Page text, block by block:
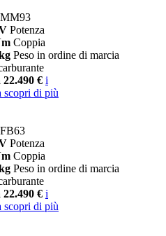
Potenza
Coppia
Peso in ordine di marcia
€ i
scopri di più
Potenza
Coppia
Peso in ordine di marcia
€ i
scopri di più